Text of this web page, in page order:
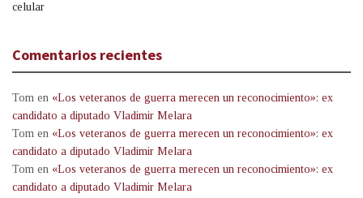
celular
Comentarios recientes
Tom en «Los veteranos de guerra merecen un reconocimiento»: ex
candidato a diputado Vladimir Melara
Tom en «Los veteranos de guerra merecen un reconocimiento»: ex
candidato a diputado Vladimir Melara
Tom en «Los veteranos de guerra merecen un reconocimiento»: ex
candidato a diputado Vladimir Melara